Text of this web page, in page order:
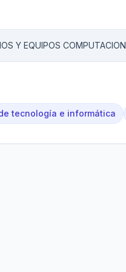
Y EQUIPOS COMPUTACION
tecnología e informática